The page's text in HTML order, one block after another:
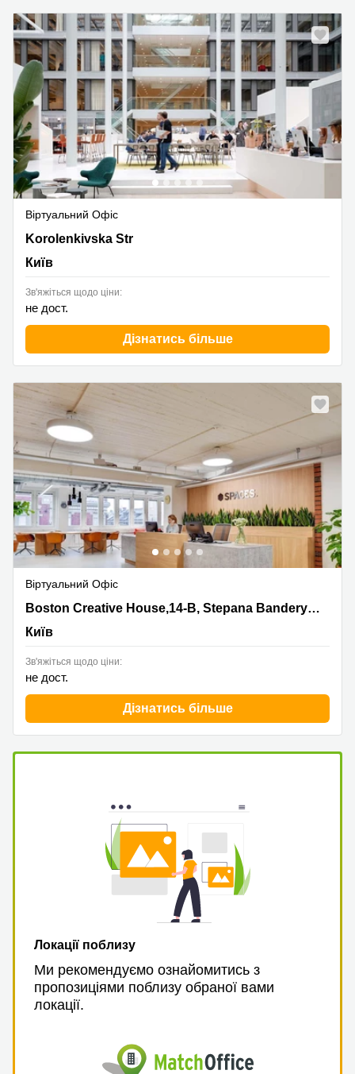
Віртуальний Офіс
22, Korolenkivska Street, Київ
Korolenkivska Str
Київ
Зв'яжіться щодо ціни:
не дост.
Дізнатись більше
Віртуальний Офіс
Boston Creative House,14-B, Stepana Bandery Kyiv,Boston Creative House,14-B, Stepana Bandery Kyiv
Київ
Зв'яжіться щодо ціни:
не дост.
Дізнатись більше
Локації поблизу
Ми рекомендуємо ознайомитись з
пропозиціями поблизу обраної вами
локації.